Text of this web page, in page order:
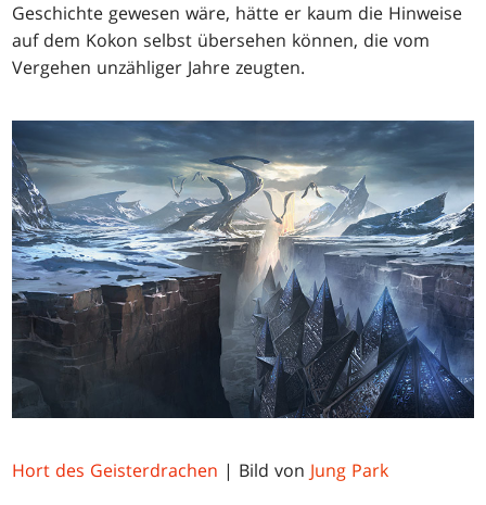
Geschichte gewesen wäre, hätte er kaum die Hinweise
auf dem Kokon selbst übersehen können, die vom
Vergehen unzähliger Jahre zeugten.
Hort des Geisterdrachen | Bild von Jung Park